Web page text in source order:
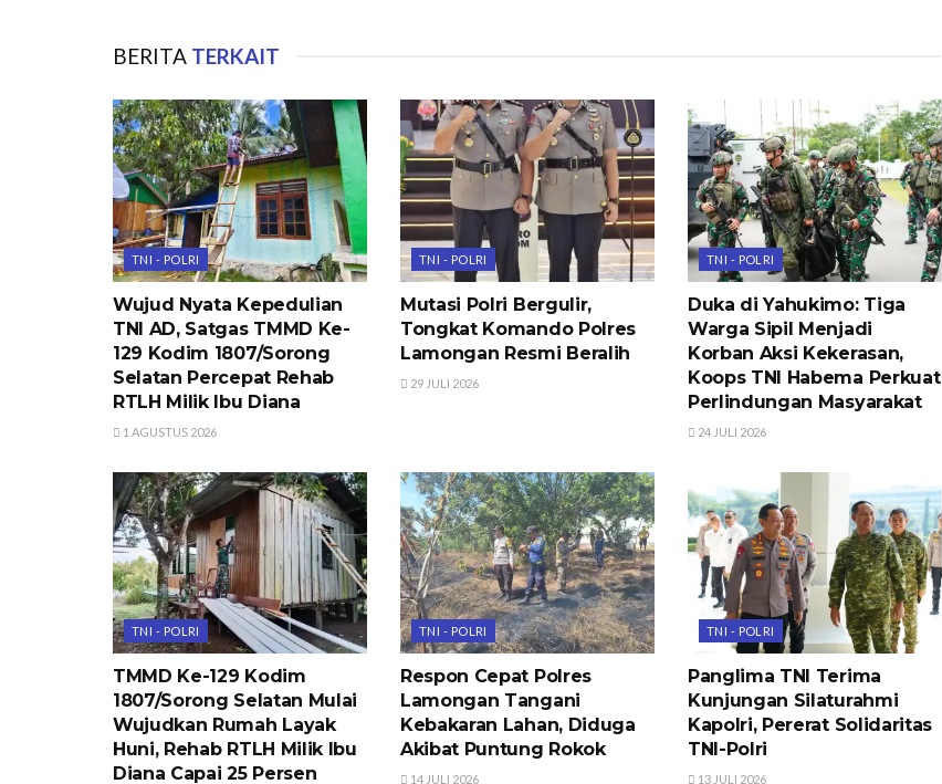
BERITA TERKAIT
TNI - POLRI
Wujud Nyata Kepedulian
TNI AD, Satgas TMMD Ke-
129 Kodim 1807/Sorong
Selatan Percepat Rehab
RTLH Milik Ibu Diana
1 AGUSTUS 2026
TNI - POLRI
Mutasi Polri Bergulir,
Tongkat Komando Polres
Lamongan Resmi Beralih
29 JULI 2026
TNI - POLRI
Duka di Yahukimo: Tiga
Warga Sipil Menjadi
Korban Aksi Kekerasan,
Koops TNI Habema Perkuat
Perlindungan Masyarakat
24 JULI 2026
TNI - POLRI
TMMD Ke-129 Kodim
1807/Sorong Selatan Mulai
Wujudkan Rumah Layak
Huni, Rehab RTLH Milik Ibu
Diana Capai 25 Persen
TNI - POLRI
Respon Cepat Polres
Lamongan Tangani
Kebakaran Lahan, Diduga
Akibat Puntung Rokok
14 JULI 2026
TNI - POLRI
Panglima TNI Terima
Kunjungan Silaturahmi
Kapolri, Pererat Solidaritas
TNI-Polri
13 JULI 2026